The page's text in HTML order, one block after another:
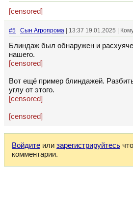
[censored]
#5 Сын Агропрома | 13:37 19.01.2025 |
Блиндаж был обнаружен и
нашего.
[censored]
Вот ещё пример блиндажей.
углу от этого.
[censored]
[censored]
Войдите или зарегистрируйтесь
комментарии.